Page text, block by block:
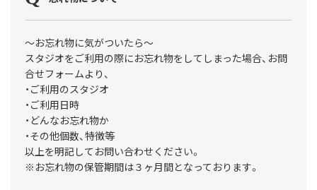
〜お忘れ物に気がついたら〜
スタジオをご利用の際にお忘れ物をしてしまった場合、お問
合せフォームより、
・ご利用のスタジオ
・ご利用日時
・どんなお忘れ物か
・その他個数、特徴等
以上を明記してお問い合わせください。
※お忘れ物の保管期間は３ヶ月間となっております。